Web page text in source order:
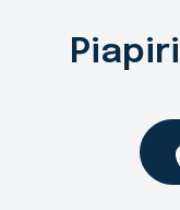
Piapiri